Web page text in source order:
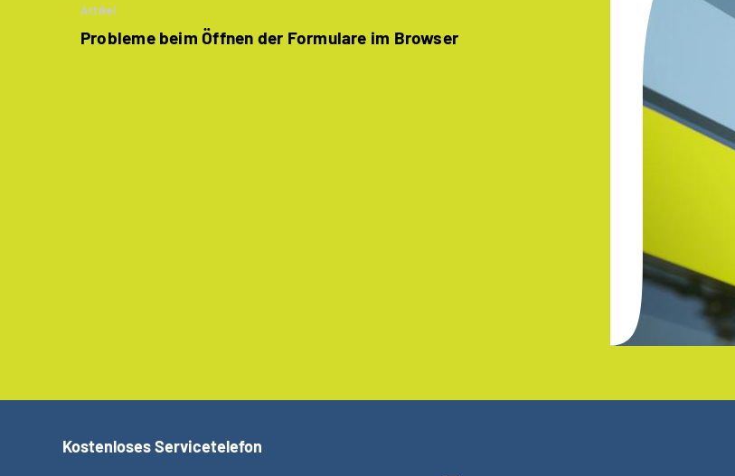
Artikel
Probleme beim Öffnen der Formulare im Browser
Kostenloses Servicetelefon